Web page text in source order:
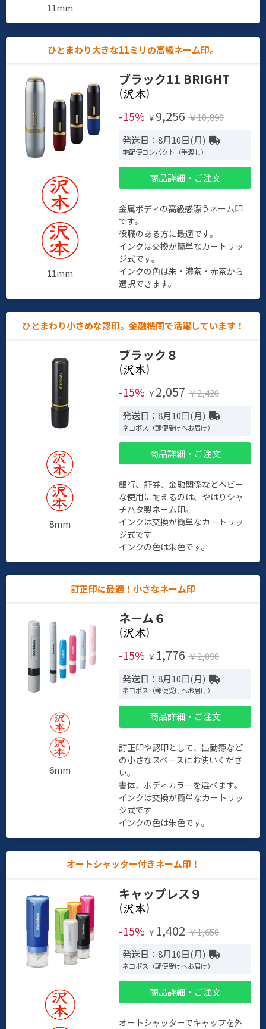
11mm
ひとまわり大きな11ミリの高級ネーム印。
11mm
ブラック11 BRIGHT
(
)
-15% ￥ 9,256 ￥10,890
発送日：8月10日(月)
宅配便コンパクト（手渡し）
商品詳細・ご注文
金属ボディの高級感漂うネーム印
です。
役職のある方に最適です。
インクは交換が簡単なカートリッ
ジ式です。
インクの色は朱・濃茶・赤茶から
選択できます。
ひとまわり小さめな認印。金融機関で活躍しています！
8mm
ブラック８
(
)
-15% ￥ 2,057 ￥2,420
発送日：8月10日(月)
ネコポス（郵便受けへお届け）
商品詳細・ご注文
銀行、証券、金融関係などヘビー
な使用に耐えるのは、やはりシャ
チハタ製ネーム印。
インクは交換が簡単なカートリッ
ジ式です
インクの色は朱色です。
訂正印に最適！小さなネーム印
6mm
ネーム６
(
)
-15% ￥ 1,776 ￥2,090
発送日：8月10日(月)
ネコポス（郵便受けへお届け）
商品詳細・ご注文
訂正印や認印として、出勤簿など
の小さなスペースにお使いくださ
い。
書体、ボディカラーを選べます。
インクは交換が簡単なカートリッ
ジ式です
インクの色は朱色です。
オートシャッター付きネーム印！
キャップレス９
(
)
-15% ￥ 1,402 ￥1,650
発送日：8月10日(月)
ネコポス（郵便受けへお届け）
商品詳細・ご注文
オートシャッターでキャップを外